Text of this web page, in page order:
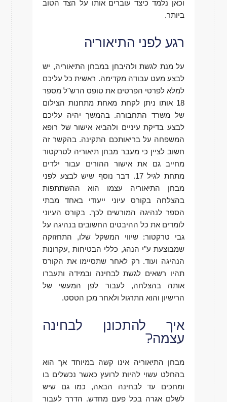
וכאן נלמד כיצד עוברים אותו על הצד הטוב
ביותר.
רגע לפני התיאוריה
על מנת לגשת ולהיבחן במבחן התיאוריה, יש
לבצע מעט עבודה מקדימה. ראשית כל עליכם
למלא לפרטי הפרטים את טופס הרש"ל מספר
18 אותו ניתן לקחת מאחת מתחנות הצילום
של משרד התחבורה. בהמשך יהיה עליכם
לבצע בדיקת עיניים ולהביא אישור של רופא
המשפחה על בריאותכם התקינה. בהקשר זה
חשוב לציין כי מעבר מבחן תיאוריה לטרקטור
מחייב גם את אישור ההורים עבור ילדים
מתחת לגיל 17. דבר נוסף שיש לבצע לפני
מבחן התיאוריה עצמו הוא ההשתתפות
בהצלחה בקורס עיוני ייעודי באחד מבתי
הספר לנהיגה המורשים לכך. בקורס העיוני
לומדים את כל ההיבטים החשובים בנהיגה על
גבי טרקטור: שיווי המשקל שלו, התחזוקה
שמבוצעת ע"י הנהג, כללי הבטיחות ,עקרונות
הנהיגה ועוד. רק לאחר שתסיימו את הקורס
תהיו רשאים לגשת לבחינה ובמידה ותעברו
אותה בהצלחה, לעבור לפן המעשי של
הרישיון והוא התרגול ולאחר מכן הטסט.
איך להתכונן לבחינה
עצמה?
מבחן התיאוריה אינו קשה במיוחד אך הוא
בהחלט עשוי להיות לרועץ כאשר נכשלים בו
ומחכים עד לבחינה הבאה, כמו גם שיש
לשלם אגרה בכל פעם מחדש. הדרך לעבור